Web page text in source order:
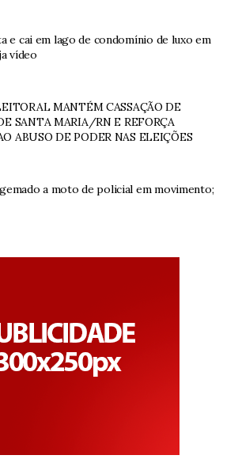
e cai em lago de condomínio de luxo em
vídeo
MANTÉM CASSAÇÃO DE
SANTA MARIA/RN E REFORÇA
ABUSO DE PODER NAS ELEIÇÕES
a moto de policial em movimento;